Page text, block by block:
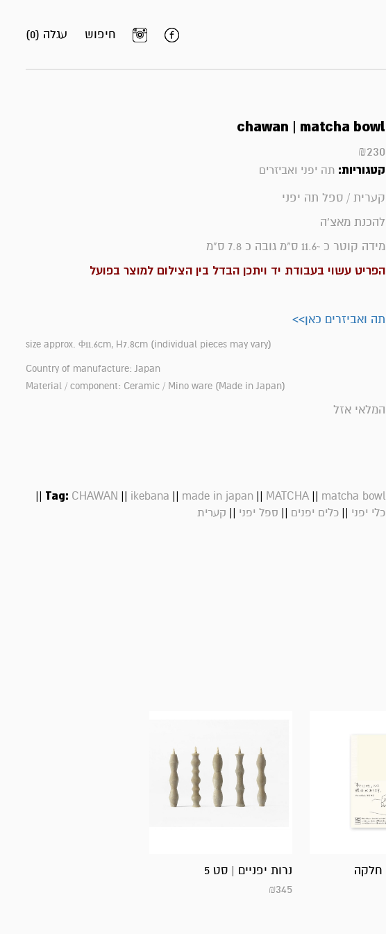
עגלה (0) חיפוש
chawan | matcha bowl
₪230
קטגוריות: תה יפני ואביזרים
קערית / ספל תה יפני
להכנת מאצ'ה
מידה קוטר כ ~11.6 ס"מ גובה כ 7.8 ס"מ
הפריט עשוי בעבודת יד ויתכן הבדל בין הצילום למוצר בפועל
תה ואביזרים כאן>>
size approx. Φ11.6cm, H7.8cm (individual pieces may vary)
Country of manufacture: Japan
Material / component: Ceramic / Mino ware (Made in Japan)
המלאי אזל
Tag: CHAWAN || ikebana || made in japan|| MATCHA|| matcha bowl
||
כלי יפני ||כלים יפנים || ספל יפני || קערית
נרות יפניים | סט 5
₪345